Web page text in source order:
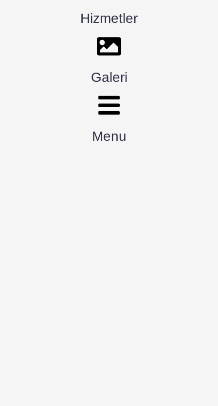
Hizmetler
Galeri
Menu